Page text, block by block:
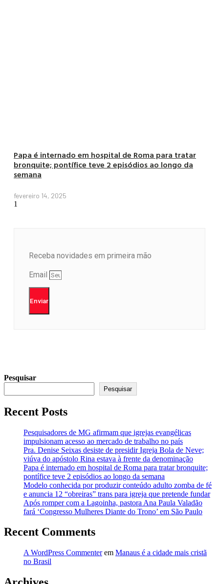
Papa é internado em hospital de Roma para tratar
bronquite; pontífice teve 2 episódios ao longo da
semana
fevereiro 14, 2025
Receba novidades em primeira mão
Email
Enviar
Pesquisar
Pesquisar
Recent Posts
Pesquisadores de MG afirmam que igrejas evangélicas
impulsionam acesso ao mercado de trabalho no país
Pra. Denise Seixas desiste de presidir Igreja Bola de Neve;
viúva do apóstolo Rina estava à frente da denominação
Papa é internado em hospital de Roma para tratar bronquite;
pontífice teve 2 episódios ao longo da semana
Modelo conhecida por produzir conteúdo adulto zomba de fé
e anuncia 12 “obreiras” trans para igreja que pretende fundar
Após romper com a Lagoinha, pastora Ana Paula Valadão
fará ‘Congresso Mulheres Diante do Trono’ em São Paulo
Recent Comments
A WordPress Commenterem Manaus é a cidade mais cristã
no Brasil